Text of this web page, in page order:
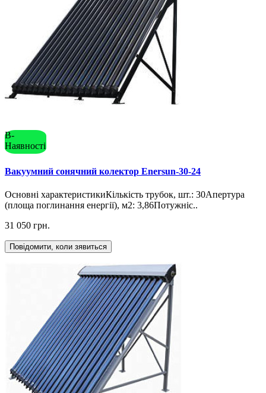
В-
Наявності
Вакуумний сонячний колектор Enersun-30-24
Основні характеристикиКількість трубок, шт.: 30Апертура
(площа поглинання енергії), м2: 3,86Потужніс..
31 050 грн.
Повідомити, коли зявиться